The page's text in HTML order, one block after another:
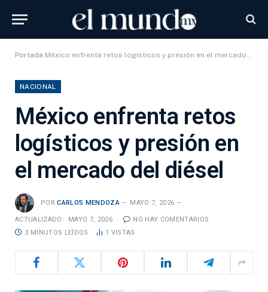
Portada México enfrenta retos logísticos y presión en el mercado del diésel
NACIONAL
México enfrenta retos
logísticos y presión en
el mercado del diésel
POR CARLOS MENDOZA MAYO 7, 2026
ACTUALIZADO: MAYO 7, 2026
NO HAY COMENTARIOS
3 MINUTOS LEÍDOS
1 VISTAS